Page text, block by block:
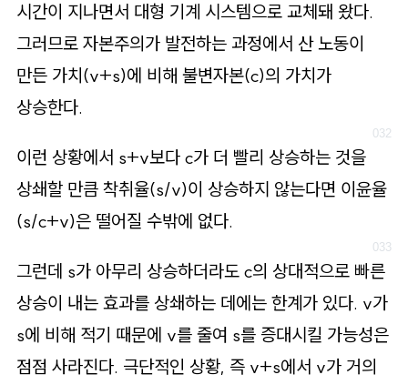
시간이 지나면서 대형 기계 시스템으로 교체돼 왔다.
그러므로 자본주의가 발전하는 과정에서 산 노동이
만든 가치(v+s)에 비해 불변자본(c)의 가치가
상승한다.
이런 상황에서 s+v보다 c가 더 빨리 상승하는 것을
상쇄할 만큼 착취율(s/v)이 상승하지 않는다면 이윤율
(s/c+v)은 떨어질 수밖에 없다.
그런데 s가 아무리 상승하더라도 c의 상대적으로 빠른
상승이 내는 효과를 상쇄하는 데에는 한계가 있다. v가
s에 비해 적기 때문에 v를 줄여 s를 증대시킬 가능성은
점점 사라진다. 극단적인 상황, 즉 v+s에서 v가 거의